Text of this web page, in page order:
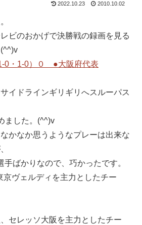
2022.10.23 2010.10.02
ビのおかげで決勝戦の録画を見る
0・1-0）０ ●大阪府代表
イドラインギリギリへスルーパス
ました。(^^)v
かなか思うようなプレーは出来な
ばかりなので、巧かったです。
京ヴェルディを主力としたチー
セレッソ大阪を主力としたチー